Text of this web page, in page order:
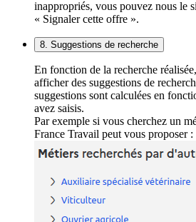
inappropriés, vous pouvez nous le
« Signaler cette offre ».
8. Suggestions de recherche
En fonction de la recherche
afficher des suggestions de
suggestions sont calculées en
avez saisis.
Par exemple si vous cherchez un
France Travail peut vous proposer :